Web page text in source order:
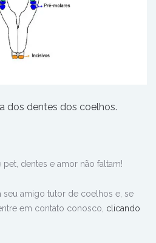
dos dentes dos coelhos.
dentes e amor não faltam!
amigo tutor de coelhos e, se
em contato conosco, clicando